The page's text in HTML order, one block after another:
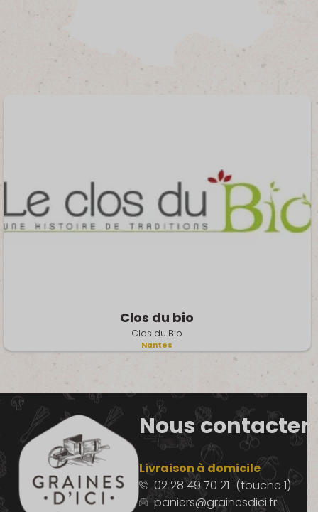
Clos du bio
Clos du Bio
Nantes
Nous contacter
Livraison à domicile
02 28 49 70 21 (touche 1)
paniers@grainesdici.fr